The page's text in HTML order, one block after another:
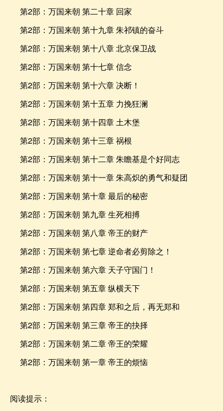
第2部：万国来朝 第二十章 回家
第2部：万国来朝 第十九章 朱祁镇的奋斗
第2部：万国来朝 第十八章 北京保卫战
第2部：万国来朝 第十七章 信念
第2部：万国来朝 第十六章 决断！
第2部：万国来朝 第十五章 力挽狂澜
第2部：万国来朝 第十四章 土木堡
第2部：万国来朝 第十三章 祸根
第2部：万国来朝 第十二章 朱瞻基是个好同志
第2部：万国来朝 第十一章 朱高炽的勇气和疑团
第2部：万国来朝 第十章 最后的秘密
第2部：万国来朝 第九章 生死相搏
第2部：万国来朝 第八章 帝王的财产
第2部：万国来朝 第七章 逆命者必剪除之！
第2部：万国来朝 第六章 天子守国门！
第2部：万国来朝 第五章 纵横天下
第2部：万国来朝 第四章 郑和之后，再无郑和
第2部：万国来朝 第三章 帝王的抉择
第2部：万国来朝 第二章 帝王的荣耀
第2部：万国来朝 第一章 帝王的烦恼
阅读提示：